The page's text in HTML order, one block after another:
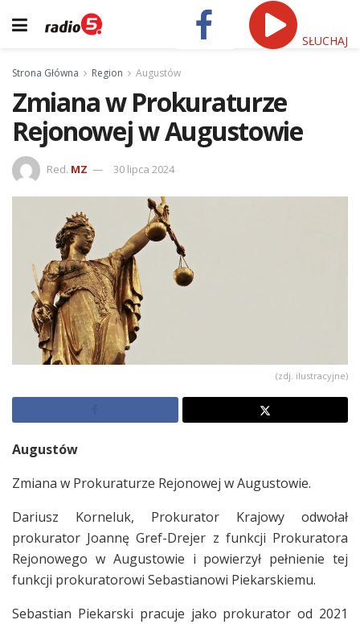
SŁUCHAJ
Strona Główna Region Augustów
Zmiana w Prokuraturze
Rejonowej w Augustowie
Red. MZ 30 lipca 2024
(zdj. ilustracyjne)
Augustów
Zmiana w Prokuraturze Rejonowej w Augustowie.
Dariusz Korneluk, Prokurator Krajowy odwołał
prokurator Joannę Gref-Drejer z funkcji Prokuratora
Rejonowego w Augustowie i powierzył pełnienie tej
funkcji prokuratorowi Sebastianowi Piekarskiemu.
Sebastian Piekarski pracuje jako prokurator od 2021